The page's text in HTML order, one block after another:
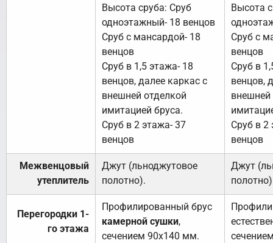
Высота сруба: Сруб
одноэтажный- 18 венцов
Сруб с мансардой- 18
венцов
Сруб в 1,5 этажа- 18
венцов, далее каркас с
внешней отделкой
имитацией бруса.
Сруб в 2 этажа- 37
венцов
Высота
Сруб с
венцов
Сруб в
венцов,
внешней
Сруб в 2
венцов
Межвенцовый
утеплитель
Джут (льноджутовое
полотно).
Джут
Перегородки 1-
го этажа
Профилированный брус
камерной сушки,
сечением 90х140 мм.